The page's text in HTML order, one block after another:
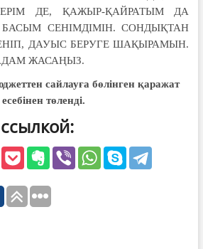
ДЕ, ҚАЖЫР-ҚАЙРАТЫМ ДА
СЕНІМДІМІН. СОНДЫҚТАН
ДАУЫС БЕРУГЕ ШАҚЫРАМЫН.
ЖАСАҢЫЗ.
сайлауға бөлінген қаражат
есебінен төленді.